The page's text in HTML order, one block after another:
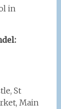
in
St
Main